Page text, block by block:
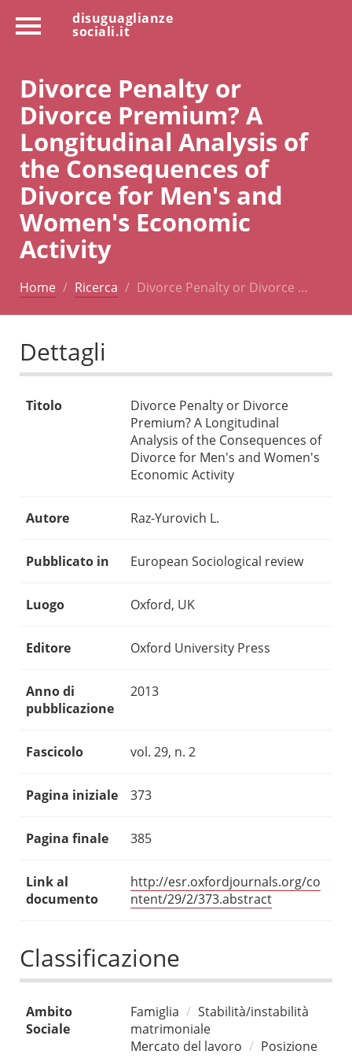
disuguaglianze
sociali.it
Divorce Penalty or
Divorce Premium? A
Longitudinal Analysis of
the Consequences of
Divorce for Men's and
Women's Economic
Activity
Home Ricerca Divorce Penalty or Divorce …
Dettagli
Titolo
Divorce Penalty or Divorce
Premium? A Longitudinal
Analysis of the Consequences of
Divorce for Men's and Women's
Economic Activity
Autore Raz-Yurovich L.
Pubblicato in European Sociological review
Luogo Oxford, UK
Editore Oxford University Press
Anno di
pubblicazione
2013
Fascicolo vol. 29, n. 2
Pagina iniziale 373
Pagina finale 385
Link al
documento
http://esr.oxfordjournals.org/co
ntent/29/2/373.abstract
Classificazione
Ambito
Sociale
Famiglia
Stabilità/instabilità
matrimoniale
Mercato del lavoro
Posizione